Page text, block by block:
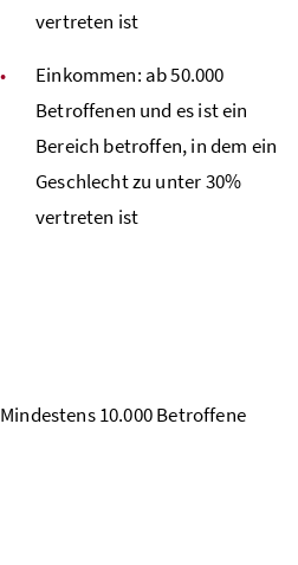
vertreten ist
Einkommen: ab 50.000
Betroffenen und es ist ein
Bereich betroffen, in dem ein
Geschlecht zu unter 30%
vertreten ist
Mindestens 10.000 Betroffene